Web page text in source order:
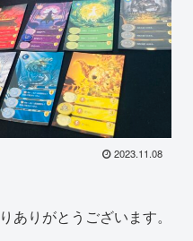
2023.11.08
ありがとうございます。